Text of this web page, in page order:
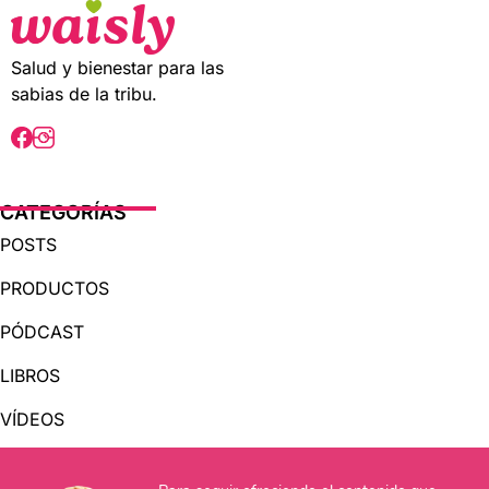
o
f
5
Salud y bienestar para las
sabias de la tribu.
CATEGORÍAS
POSTS
PRODUCTOS
PÓDCAST
LIBROS
VÍDEOS